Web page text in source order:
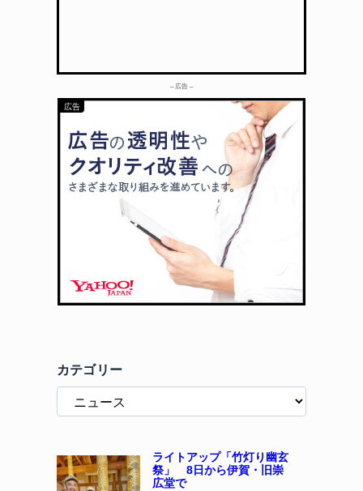
– 広告 –
カテゴリー
ライトアップ「竹灯り幽玄
祭」 8日から伊賀・旧崇
広堂で